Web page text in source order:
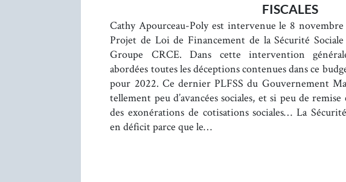
FISCALES
Cathy Apourceau-Poly est intervenue le 8
Projet de Loi de Financement de la Sécurité
Groupe CRCE. Dans cette intervention
abordées toutes les déceptions contenues dans ce
pour 2022. Ce dernier PLFSS du Gouvernement
tellement peu d’avancées sociales, et si peu de
des exonérations de cotisations sociales… La
en déficit parce que le…